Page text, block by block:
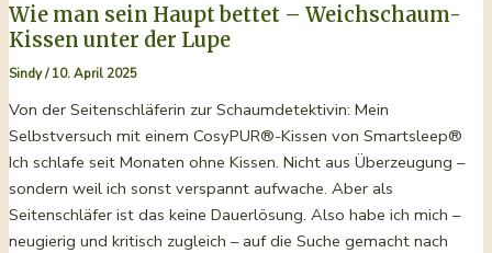
Wie man sein Haupt bettet – Weichschaum-
Kissen unter der Lupe
Sindy/10. April 2025
Von der Seitenschläferin zur Schaumdetektivin: Mein
Selbstversuch mit einem CosyPUR®-Kissen von Smartsleep®
Ich schlafe seit Monaten ohne Kissen. Nicht aus Überzeugung –
sondern weil ich sonst verspannt aufwache. Aber als
Seitenschläfer ist das keine Dauerlösung. Also habe ich mich –
neugierig und kritisch zugleich – auf die Suche gemacht nach